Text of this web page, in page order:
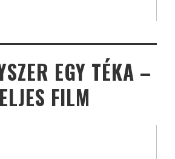
EGY TÉKA –
FILM